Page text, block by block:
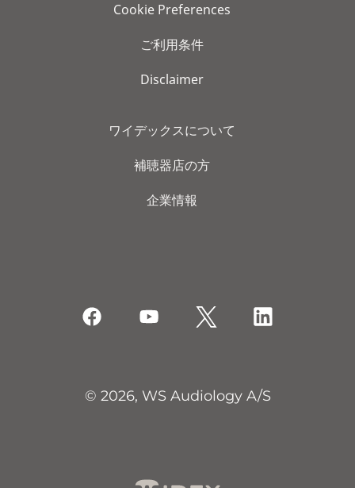
Cookie Preferences
ご利用条件
Disclaimer
ワイデックスについて
補聴器店の方
企業情報
© 2026, WS Audiology A/S